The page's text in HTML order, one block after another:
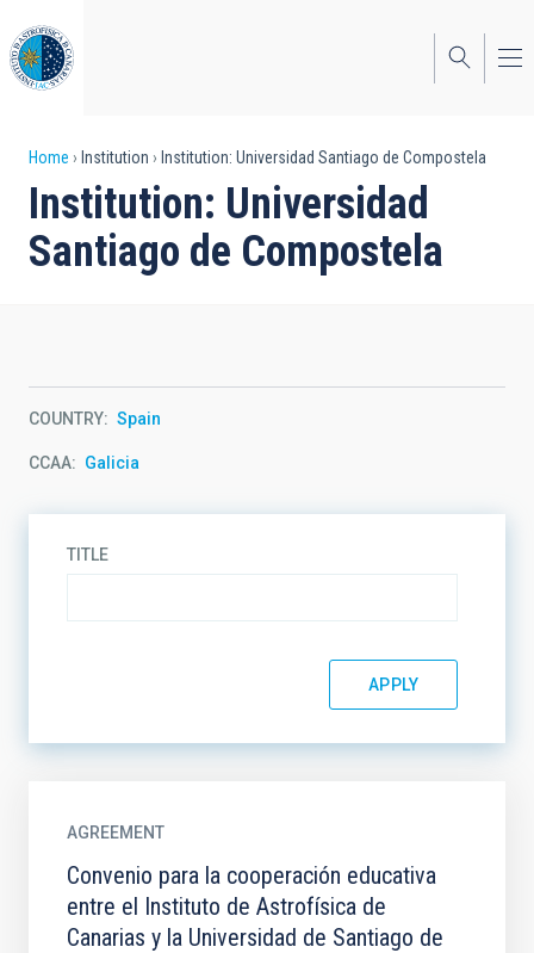
to
main
content
Breadcrumb
Home Institution Institution: Universidad Santiago de Compostela
Institution: Universidad
Santiago de Compostela
COUNTRY Spain
CCAA Galicia
TITLE
AGREEMENT
Convenio para la cooperación educativa
entre el Instituto de Astrofísica de
Canarias y la Universidad de Santiago de